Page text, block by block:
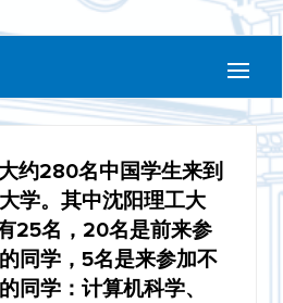
约280名中国学生来到
学。其中沈阳理工大
25名，20名是前来参
同学，5名是来参加不
同学：计算机科学、